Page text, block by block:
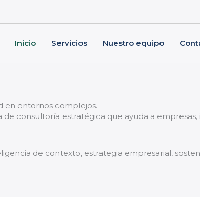
Inicio
Servicios Nuestro equipo
en entornos complejos.
de consultoría estratégica que ayuda a
de contexto, estrategia empresarial,